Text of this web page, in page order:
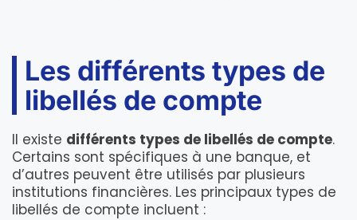
Les différents types de
libellés de compte
Il existe différents types de libellés de compte.
Certains sont spécifiques à une banque, et
d’autres peuvent être utilisés par plusieurs
institutions financières. Les principaux types de
libellés de compte incluent :